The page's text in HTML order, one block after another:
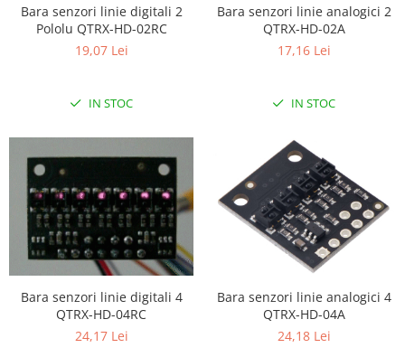
Carti
Pentru Incepatori
Kituri incepatori Arduino
Junior Robotics
Carti
Junior Robotics
Lego Education
STEM Education
Ugears
Kit Fun
Bara senzori linie digitali 2
Pololu QTRX-HD-02RC
19,07 Lei
IN STOC
Bara senzori linie analogici 2
QTRX-HD-02A
17,16 Lei
IN STOC
Bara senzori linie digitali 4
QTRX-HD-04RC
24,17 Lei
Bara senzori linie analogici 4
QTRX-HD-04A
24,18 Lei